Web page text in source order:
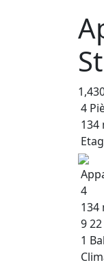
4
134
4
134
9 22
1